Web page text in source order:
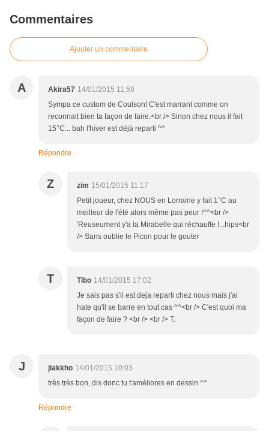
Commentaires
Ajouter un commentaire
A Akira57 14/01/2015 11:59
Sympa ce custom de Coulson! C'est marrant comme on
reconnait bien ta façon de faire.<br /> Sinon chez nous il fait
15°C... bah l'hiver est déjà reparti ^^
Répondre
Z zim 15/01/2015 11:17
Petit joueur, chez NOUS en Lorraine y fait 1°C au
meilleur de l'été alors même pas peur !^^<br />
'Reuseument y'a la Mirabelle qui réchauffe !...hips<br
/> Sans oublie le Picon pour le gouter
T Tibo 14/01/2015 17:02
Je sais pas s'il est deja reparti chez nous mais j'ai
hate qu'il se barre en tout cas ^^<br /> C'est quoi ma
façon de faire ? <br /> <br /> T.
J jiakkho 14/01/2015 10:03
très très bon, dis donc tu t'améliores en dessin ^^
Répondre